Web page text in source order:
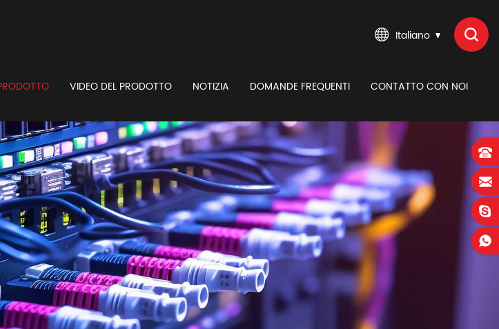
Italiano
VIDEO DEL PRODOTTO NOTIZIA DOMANDE FREQUENTI CONTATTO CON NOI